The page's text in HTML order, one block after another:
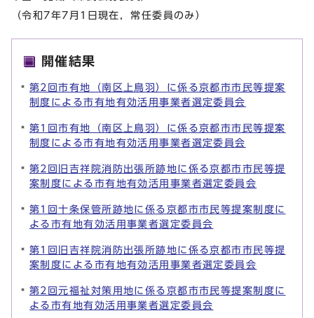
（令和7年7月1日現在，常任委員のみ）
開催結果
第2回市有地（南区上鳥羽）に係る京都市市民等提案
制度による市有地有効活用事業者選定委員会
第1回市有地（南区上鳥羽）に係る京都市市民等提案
制度による市有地有効活用事業者選定委員会
第2回旧吉祥院消防出張所跡地に係る京都市市民等提
案制度による市有地有効活用事業者選定委員会
第1回十条保管所跡地に係る京都市市民等提案制度に
よる市有地有効活用事業者選定委員会
第1回旧吉祥院消防出張所跡地に係る京都市市民等提
案制度による市有地有効活用事業者選定委員会
第2回元福祉対策用地に係る京都市市民等提案制度に
よる市有地有効活用事業者選定委員会